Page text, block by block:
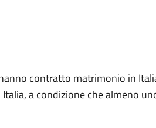
contratto matrimonio in
a condizione che almeno